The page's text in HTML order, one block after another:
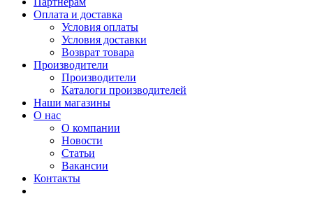
Оплата и доставка
Условия оплаты
Условия доставки
Возврат товара
Производители
Производители
Каталоги производителей
Наши магазины
О нас
О компании
Новости
Статьи
Вакансии
Контакты